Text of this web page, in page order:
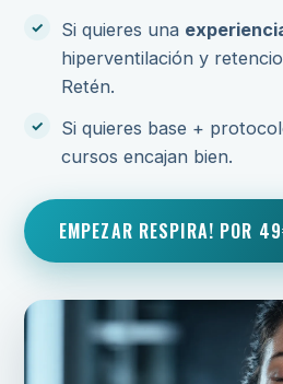
Si quieres una
hiperventilación y
Retén.
Si quieres base +
cursos encajan bien.
EMPEZAR RESPIRA! POR